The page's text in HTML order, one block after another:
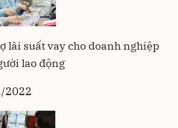
lãi suất vay cho doanh nghiệp
lao động
2022